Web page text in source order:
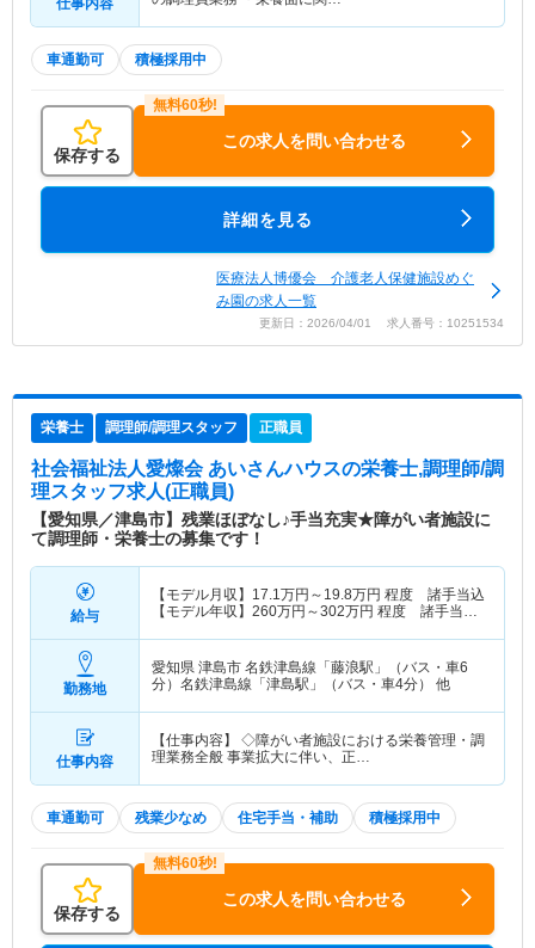
仕事内容
車通勤可 積極採用中
保存する
この求人を問い合わせる
詳細を見る
医療法人博優会 介護老人保健施設めぐ
み園の求人一覧
更新日：2026/04/01 求人番号：10251534
栄養士 調理師/調理スタッフ 正職員
社会福祉法人愛燦会 あいさんハウスの栄養士,調理師/調
理スタッフ求人(正職員)
【愛知県／津島市】残業ほぼなし♪手当充実★障がい者施設に
て調理師・栄養士の募集です！
給与
【モデル月収】 17.1万円～ 19.8万円 程度 諸手当込
【モデル年収】 260万円～302万円 程度 諸手当・
勤務地
愛知県 津島市 名鉄津島線「藤浪駅」（バス・車6
分）名鉄津島線「津島駅」（バス・車4分） 他
仕事内容
【仕事内容】 ◇障がい者施設における栄養管理・調
理業務全般 事業拡大に伴い、正…
車通勤可 残業少なめ 住宅手当・補助 積極採用中
保存する
この求人を問い合わせる